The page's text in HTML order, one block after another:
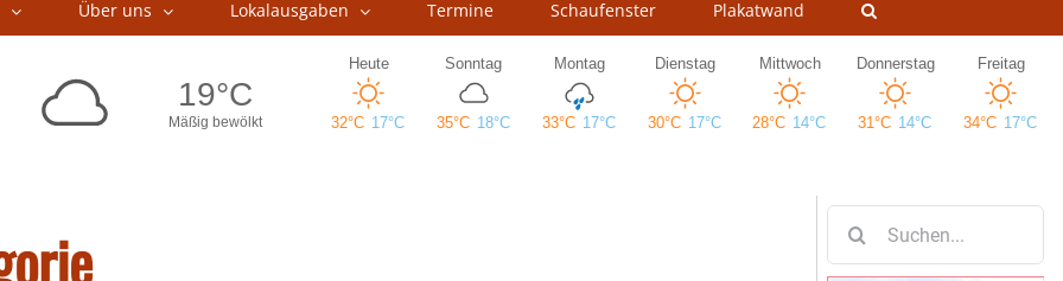
Über uns Lokalausgaben Termine Schaufenster Plakatwand
nach: